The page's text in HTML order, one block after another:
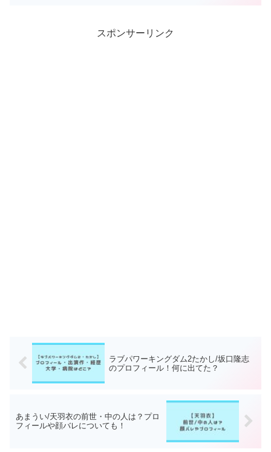
スポンサーリンク
ラブパワーキングダム2たかし/坂口隆志
のプロフィール！何に出てた？
あまうい/天羽衣の前世・中の人は？プロ
フィールや顔バレについても！